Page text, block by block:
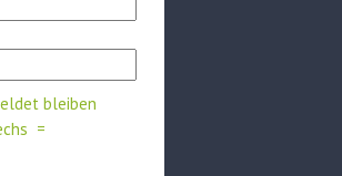
bleiben
=